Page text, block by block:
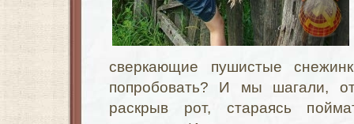
сверкающие пушистые
попробовать? И мы шагали,
раскрыв рот, стараясь